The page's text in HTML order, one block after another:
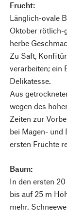
Frucht:
Länglich-ovale
Oktober rötlich-
herbe
Zu Saft,
verarbeiten; ein
Delikatesse.
Aus
wegen des
Zeiten zur
bei Magen- und
ersten Früchte
Baum:
In den ersten
bis auf 25 m
mehr.